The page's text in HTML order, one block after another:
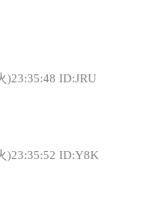
)23:35:48 ID:JRU
)23:35:52 ID:Y8K